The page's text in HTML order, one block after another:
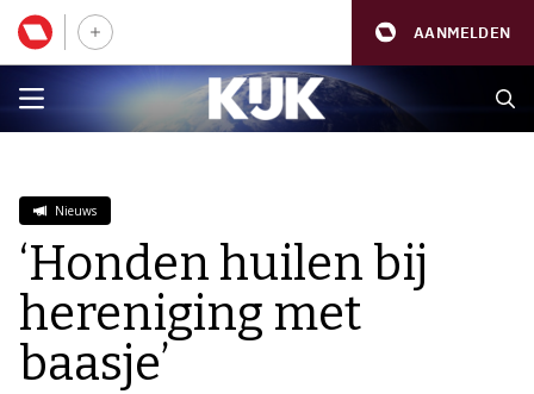
AANMELDEN
Nieuws
‘Honden huilen bij
hereniging met
baasje’